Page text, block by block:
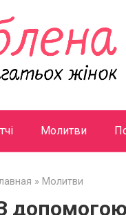
Молитви
» Молитви